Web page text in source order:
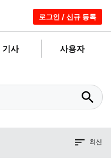
로그인 / 신규 등록
기사 사용자
최신